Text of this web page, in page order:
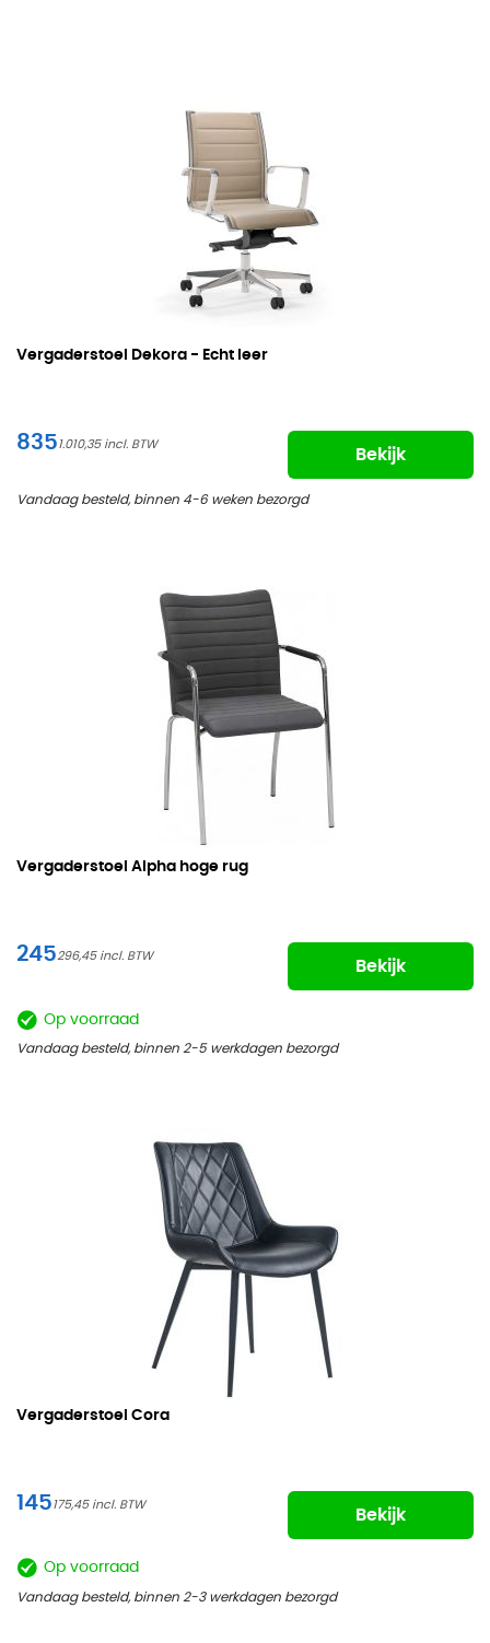
Vergaderstoel Dekora - Echt leer
8351.010,35
Bekijk
Vandaag besteld, binnen 4-6 weken bezorgd
Vergaderstoel Alpha hoge rug
245296,45
Bekijk
Op voorraad
Vandaag besteld, binnen 2-5 werkdagen bezorgd
Vergaderstoel Cora
145175,45
Bekijk
Op voorraad
Vandaag besteld, binnen 2-3 werkdagen bezorgd